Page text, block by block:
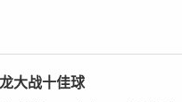
大战十佳球